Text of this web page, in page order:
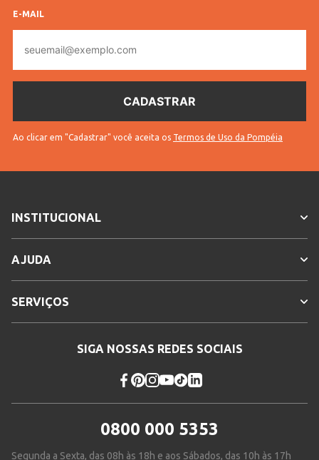
Código
Tamanho
Casal
Lojas Pompéia
Código
10703605960101
* Para sua segurança, não
Cores
E-MAIL
mail
Ao clicar em "Cadastrar" você aceita os Termos de Uso da Pompéia
INSTITUCIONAL
AJUDA
SERVIÇOS
SIGA NOSSAS REDES SOCIAIS
0800 000 5353
Segunda a Sexta, das 08h às 18h e aos Sábados, das 10h às 17h